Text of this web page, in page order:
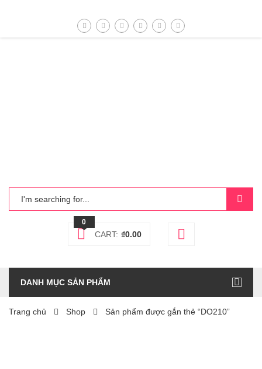
0
CART: ₫0.00
DANH MỤC SẢN PHẨM
Trang chủ Shop Sản phẩm được gắn thẻ “DO210”